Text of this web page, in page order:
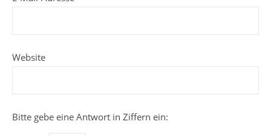
Website
Bitte gebe eine Antwort in Ziffern ein: